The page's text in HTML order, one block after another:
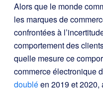
Alors que le monde
les marques de
confrontées à
comportement des
quelle mesure ce
commerce électronique
doubléen 2019 et 2020,